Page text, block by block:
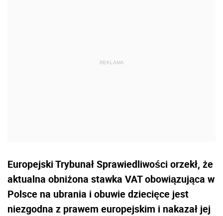
Europejski Trybunał Sprawiedliwości orzekł, że
aktualna obniżona stawka VAT obowiązująca w
Polsce na ubrania i obuwie dziecięce jest
niezgodna z prawem europejskim i nakazał jej